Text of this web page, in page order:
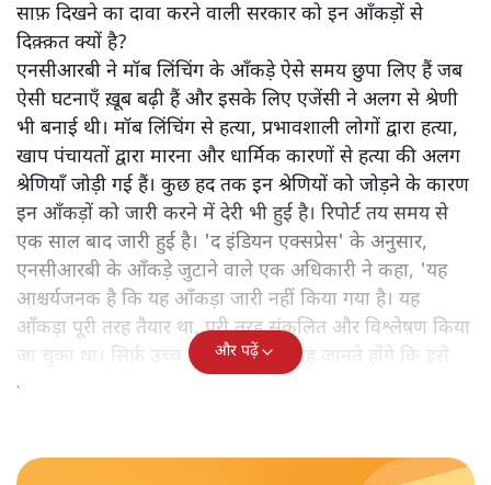
साफ़ दिखने का दावा करने वाली सरकार को इन आँकड़ों से
दिक़्क़त क्यों है?
एनसीआरबी ने मॉब लिंचिंग के आँकड़े ऐसे समय छुपा लिए हैं जब
ऐसी घटनाएँ ख़ूब बढ़ी हैं और इसके लिए एजेंसी ने अलग से श्रेणी
भी बनाई थी। मॉब लिंचिंग से हत्या, प्रभावशाली लोगों द्वारा हत्या,
खाप पंचायतों द्वारा मारना और धार्मिक कारणों से हत्या की अलग
श्रेणियाँ जोड़ी गई हैं। कुछ हद तक इन श्रेणियों को जोड़ने के कारण
इन आँकड़ों को जारी करने में देरी भी हुई है। रिपोर्ट तय समय से
एक साल बाद जारी हुई है। 'द इंडियन एक्सप्रेस' के अनुसार,
एनसीआरबी के आँकड़े जुटाने वाले एक अधिकारी ने कहा, 'यह
आश्चर्यजनक है कि यह आँकड़ा जारी नहीं किया गया है। यह
आँकड़ा पूरी तरह तैयार था, पूरी तरह संकलित और विश्लेषण किया
जा चुका था। सिर्फ़ उच्च स्तर के लोग ही यह जानते होंगे कि इसे
क्यों जारी नहीं किया गया।'
और पढ़ें